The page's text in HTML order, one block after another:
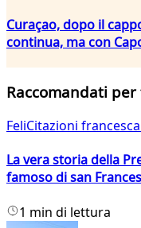
Curaçao, dopo il
continua, ma con
Raccomandati per
FeliCitazioni
La vera storia della
famoso di san
1 min di lettura